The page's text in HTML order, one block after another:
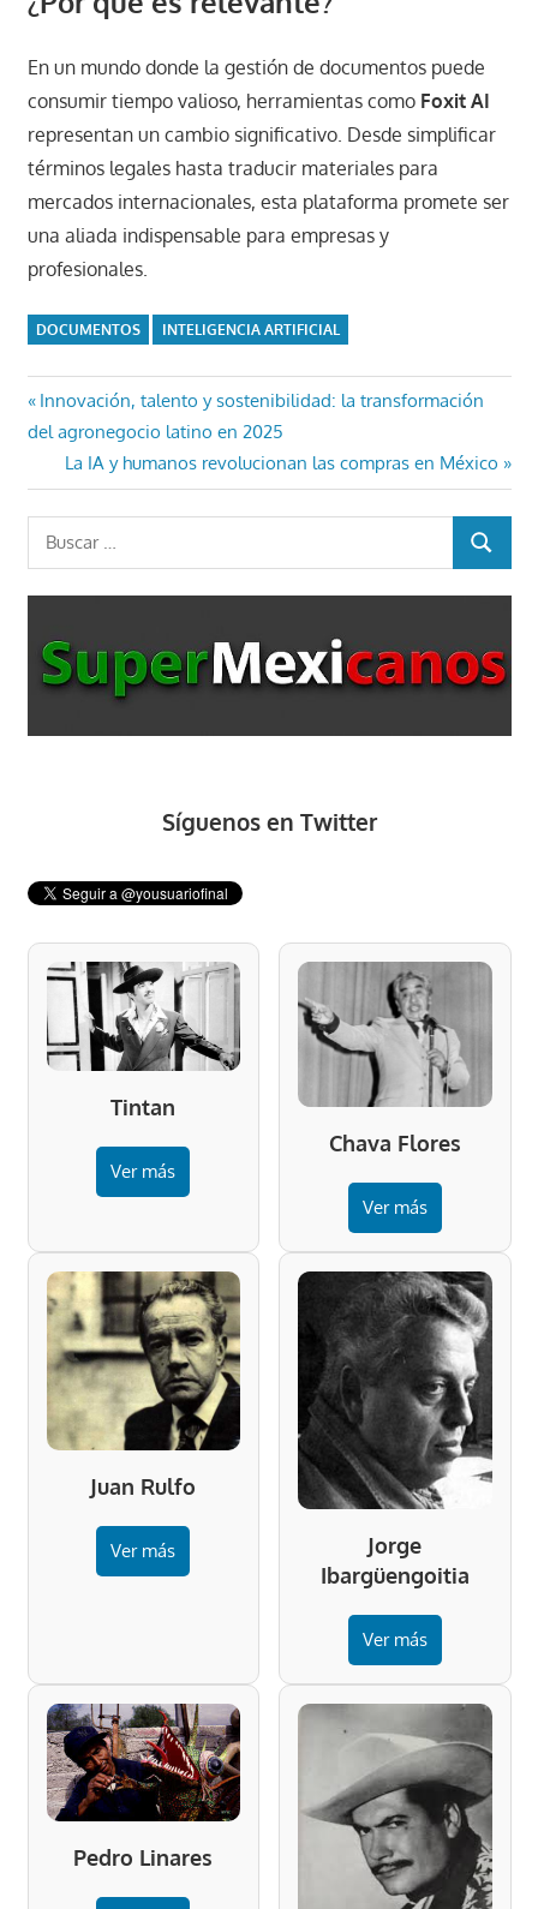
En un mundo donde la gestión de documentos puede
consumir tiempo valioso, herramientas como Foxit AI
representan un cambio significativo. Desde simplificar
términos legales hasta traducir materiales para
mercados internacionales, esta plataforma promete ser
una aliada indispensable para empresas y
profesionales.
DOCUMENTOS INTELIGENCIA ARTIFICIAL
Navegación
entradas
Entrada
anterior:
Innovación, talento y sostenibilidad: la transformación
del agronegocio latino en 2025
Entrada
siguiente:
La IA y humanos revolucionan las compras en México
Buscar:
BUSCAR
Síguenos en Twitter
Tintan
Ver más
Chava Flores
Ver más
Juan Rulfo
Ver más
Jorge
Ibargüengoitia
Ver más
Pedro Linares